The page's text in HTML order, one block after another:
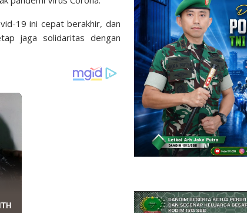
19 ini cepat berakhir, dan
jaga solidaritas dengan